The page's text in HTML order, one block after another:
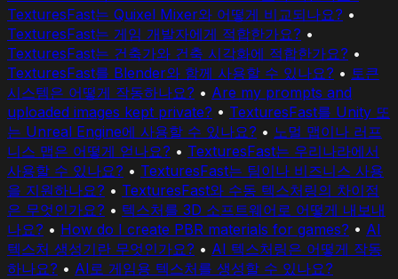
TexturesFast는 Quixel Mixer와 어떻게 비교되나요? •
TexturesFast는 게임 개발자에게 적합한가요? •
TexturesFast는 건축가와 건축 시각화에 적합한가요? •
TexturesFast를 Blender와 함께 사용할 수 있나요? • 토큰
시스템은 어떻게 작동하나요? • Are my prompts and
uploaded images kept private? • TexturesFast를 Unity 또
는 Unreal Engine에 사용할 수 있나요? • 노멀 맵이나 러프
니스 맵은 어떻게 얻나요? • TexturesFast는 우리나라에서
사용할 수 있나요? • TexturesFast는 팀이나 비즈니스 사용
을 지원하나요? • TexturesFast와 수동 텍스처링의 차이점
은 무엇인가요? • 텍스처를 3D 소프트웨어로 어떻게 내보내
나요? • How do I create PBR materials for games? • AI
텍스처 생성기란 무엇인가요? • AI 텍스처링은 어떻게 작동
하나요? • AI로 게임용 텍스처를 생성할 수 있나요?